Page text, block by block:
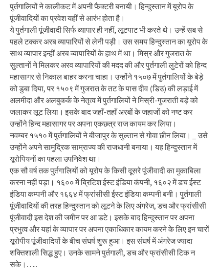
पुर्तगालियों ने कालीकट में अपनी फैक्टरी बनायी। हिन्दुस्तान में यूरोप के
पूंजीवादियों का प्रवेश यहीं से आरंभ होता है।
ये पुर्तगाली पूंजीवादी सिर्फ व्यापार ही नहीं, लूटपाट भी करते थे। उन्हें सब से
पहले टक्कर अरब व्यापारियों से लेनी पड़ी। उस समय हिन्दुस्तान का यूरोप के
साथ व्यापार इन्हीं अरब व्यापारियों के हाथ में था। मिस्र और गुजरात के
सुल्तानों ने मिलकर अरव व्यापारियों की मदद की और पुर्तगाली लुटेरों को हिन्द
महासागर से निकाल बाहर करना चाहा। उन्होंने १५०७ में पुर्तगालियों के बेड़े
को डुबा दिया, पर १५०९ में गुजरात के तट के पास दीव (डिउ) की लड़ाई में
अलमीदा और अलबुकर्क के नेतृत्व में पुर्तगालियों ने मिस्री-गुजराती बड़े को
जलाकर लूट लिया। इसके बाद जहाँ-तहाँ अरबों के जहाजों को नष्ट कर
उन्होंने हिन्द महासागर पर अपना एकछत्र राज कायम कर लिया।
नवम्बर १५१० में पुर्तगालियों ने बीजापुर के सुल्तान से गोवा छीन लिया।
उसे
उन्होंने अपने सामुद्रिक साम्राज्य की राजधानी बनाया। यह हिन्दुस्तान में
यूरोपियनों का पहला उपनिवेश था।
एक सौ वर्ष तक पुर्तगालियों को यूरोप के किसी दूसरे पूंजीवादी का मुकाबिला
करना नहीं पड़ा। १६०० में ब्रिटिश ईस्ट इंडिया कंपनी, १६०२ में डच ईस्ट
इंडिया कम्पनी और १६६४ में फ्रांसीसी ईस्ट इंडिया कम्पनी बनी। पुर्तगाली
पूंजीवादियों की तरह हिन्दुस्तान को लूटने के लिए अंगरेज, डच और फ्रांसीसी
पूंजीवादी इस देश की जमीन पर आ डटे। इसके बाद हिन्दुस्तान पर अपना
प्रभुत्व और यहां के व्यापार पर अपना एकाधिकार कायम करने के लिए इन चारों
यूरोपीय पूंजीवादियों के बीच संघर्ष शुरू हुआ। इस संघर्ष में अंगरेज ज्यादा
शक्तिशाली सिद्ध हुए। उनके सामने पुर्तगाली, डच और फ्रांसीसी टिक न
सके।…..